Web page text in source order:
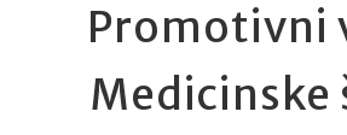
Promotivni
Medicinske